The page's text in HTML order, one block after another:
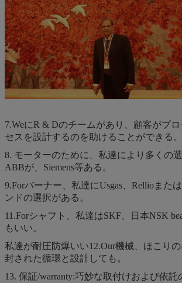
7.WeにR & Dのチームがあり、顧客がプ
セスを設計するのを助けることができる。
8. モーターのために、私達により多くの
ABBが、Siemens等ある。
9.Forバーナー、私達にUsgas、Rellioまた
ンドの選択がある。
11.Forシャフト、私達はSKF、日本NSK
もいい。
私達が耐圧防爆いい12.Our機械、ほこり
封された循環と設計しても。
13. 保証/warranty:巧妙な取付けおよび依